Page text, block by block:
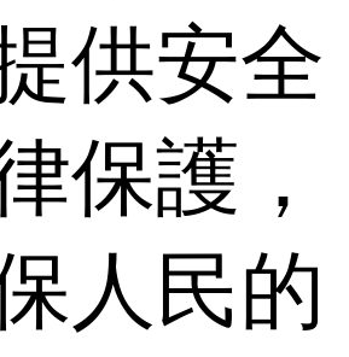
供安全
保護，
人民的